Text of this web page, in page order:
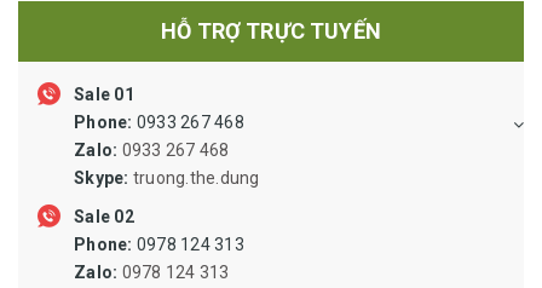
XI LANH ỐNG HƠI VAN LỌC VẬT TƯ KHÍ NÉN
KHỚP NỐI NHÔNG SÊN BĂNG TẢI PULLY
ỐNG THỦY LỰC, ỐNG SIPHON, ỐNG RUỘT GÀ LÕI THÉP, ỐNG
MỀM INOX DẪN DUNG DỊCH
VẬT TƯ VAN ĐƯỜNG ỐNG, MẶT BÍCH
VẬT TƯ BẢO HỘ LAO ĐỘNG
HỖ TRỢ TRỰC TUYẾN
Sale 01
Phone: 0933 267 468
Zalo: 0933 267 468
Skype: truong.the.dung
Sale 02
Phone: 0978 124 313
Zalo: 0978 124 313